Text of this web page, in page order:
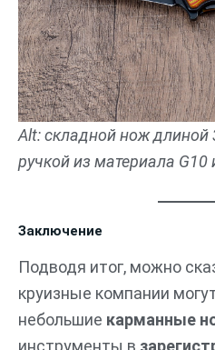
Alt: складной нож
ручкой из материала
Заключение
Подводя итог, можно
круизные компании
небольшие карманные
инструменты в